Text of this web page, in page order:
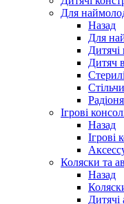
Для
Назад
Для
Дитячі
Дитяч
Ігрові
Назад
Ігрові
Коляски та
Назад
Дитячі